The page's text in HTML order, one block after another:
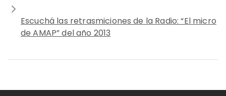
Escuchá las retrasmiciones de la Radio: “El micro
de AMAP” del año 2013